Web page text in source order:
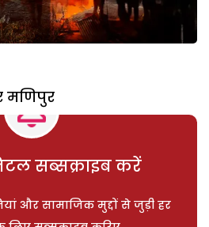
मणिपुर
सब्सक्राइब करें
और सामाजिक मुद्दों से जुड़ी हर